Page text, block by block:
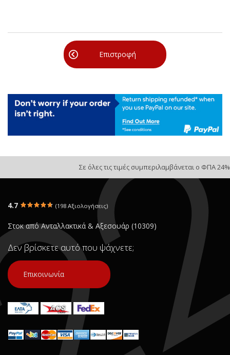
Επιστροφή
Σε όλες τις τιμές συμπεριλαμβάνεται ο ΦΠΑ 24%
4.7 (198 Αξιολογήσεις)
Στοκ από Ανταλλακτικά & Αξεσουάρ (10309)
Δεν βρίσκετε αυτό που ψάχνετε;
Επικοινωνία